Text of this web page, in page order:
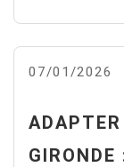
07/01/2026